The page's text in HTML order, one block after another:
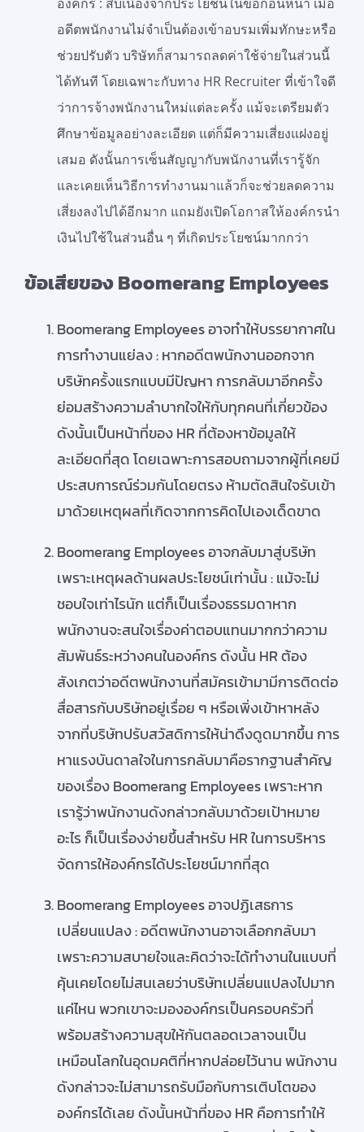
อดีตพนักงานไม่จำเป็นต้องเข้าอบรมเพิ่มทักษะหรือ
ช่วยปรับตัว บริษัทก็สามารถลดค่าใช้จ่ายในส่วนนี้
ได้ทันที โดยเฉพาะกับทาง HR Recruiter ที่เข้าใจดี
ว่าการจ้างพนักงานใหม่แต่ละครั้ง แม้จะเตรียมตัว
ศึกษาข้อมูลอย่างละเอียด แต่ก็มีความเสี่ยงแฝงอยู่
เสมอ ดังนั้นการเซ็นสัญญากับพนักงานที่เรารู้จัก
และเคยเห็นวิธีการทำงานมาแล้วก็จะช่วยลดความ
เสี่ยงลงไปได้อีกมาก แถมยังเปิดโอกาสให้องค์กรนำ
เงินไปใช้ในส่วนอื่น ๆ ที่เกิดประโยชน์มากกว่า
ข้อเสียของ Boomerang Employees
Boomerang Employees อาจทำให้บรรยากาศใน
การทำงานแย่ลง : หากอดีตพนักงานออกจาก
บริษัทครั้งแรกแบบมีปัญหา การกลับมาอีกครั้ง
ย่อมสร้างความลำบากใจให้กับทุกคนที่เกี่ยวข้อง
ดังนั้นเป็นหน้าที่ของ HR ที่ต้องหาข้อมูลให้
ละเอียดที่สุด โดยเฉพาะการสอบถามจากผู้ที่เคยมี
ประสบการณ์ร่วมกันโดยตรง ห้ามตัดสินใจรับเข้า
มาด้วยเหตุผลที่เกิดจากการคิดไปเองเด็ดขาด
Boomerang Employees อาจกลับมาสู่บริษัท
เพราะเหตุผลด้านผลประโยชน์เท่านั้น : แม้จะไม่
ชอบใจเท่าไรนัก แต่ก็เป็นเรื่องธรรมดาหาก
พนักงานจะสนใจเรื่องค่าตอบแทนมากกว่าความ
สัมพันธ์ระหว่างคนในองค์กร ดังนั้น HR ต้อง
สังเกตว่าอดีตพนักงานที่สมัครเข้ามามีการติดต่อ
สื่อสารกับบริษัทอยู่เรื่อย ๆ หรือเพิ่งเข้าหาหลัง
จากที่บริษัทปรับสวัสดิการให้น่าดึงดูดมากขึ้น การ
หาแรงบันดาลใจในการกลับมาคือรากฐานสำคัญ
ของเรื่อง Boomerang Employees เพราะหาก
เรารู้ว่าพนักงานดังกล่าวกลับมาด้วยเป้าหมาย
อะไร ก็เป็นเรื่องง่ายขึ้นสำหรับ HR ในการบริหาร
จัดการให้องค์กรได้ประโยชน์มากที่สุด
Boomerang Employees อาจปฏิเสธการ
เปลี่ยนแปลง : อดีตพนักงานอาจเลือกกลับมา
เพราะความสบายใจและคิดว่าจะได้ทำงานในแบบที่
คุ้นเคยโดยไม่สนเลยว่าบริษัทเปลี่ยนแปลงไปมาก
แค่ไหน พวกเขาจะมององค์กรเป็นครอบครัวที่
พร้อมสร้างความสุขให้กันตลอดเวลาจนเป็น
เหมือนโลกในอุดมคติที่หากปล่อยไว้นาน พนักงาน
ดังกล่าวจะไม่สามารถรับมือกับการเติบโตของ
องค์กรได้เลย ดังนั้นหน้าที่ของ HR คือการทำให้